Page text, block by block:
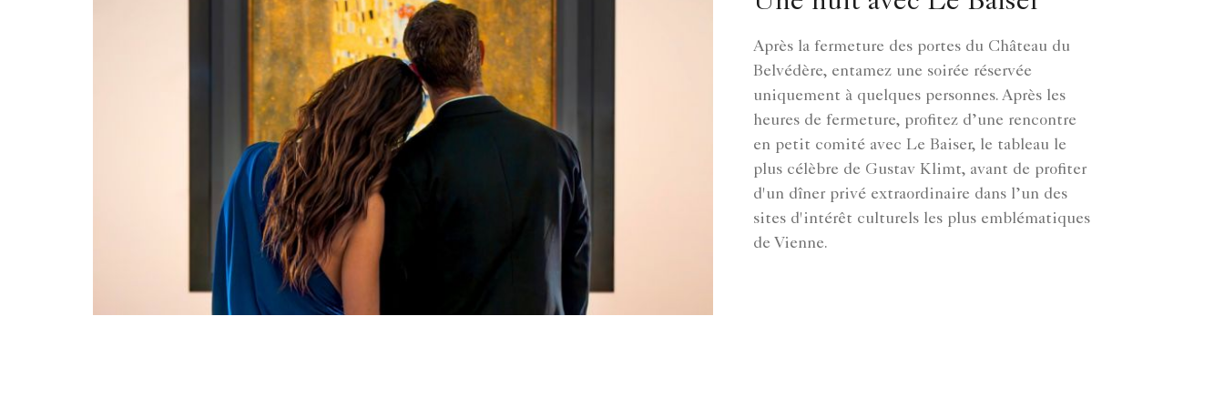
Après la fermeture des portes du Château du
Belvédère, entamez une soirée réservée
uniquement à quelques personnes. Après les
heures de fermeture, profitez d’une rencontre
en petit comité avec Le Baiser, le tableau le
plus célèbre de Gustav Klimt, avant de profiter
d'un dîner privé extraordinaire dans l’un des
sites d'intérêt culturels les plus emblématiques
de Vienne.